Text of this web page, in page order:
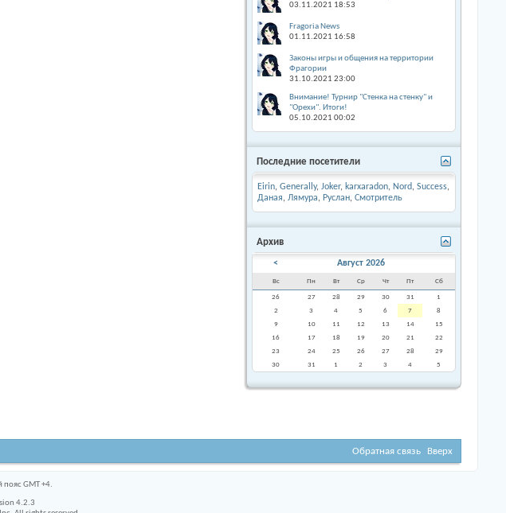
03.11.2021 18:53
Fragoria News
01.11.2021 16:58
Законы игры и общения на территории
Фрагории
31.10.2021 23:00
Внимание! Турнир "Стенка на стенку" и
"Орехи". Итоги!
05.10.2021 00:02
Последние посетители
Eirin, Generally, Joker, karxaradon, Nord, Success,
Даная, Лямура, Руслан, Смотритель
Архив
< Август 2026
Вс Пн Вт Ср Чт Пт Сб
26 27 28 29 30 31
1
2
3 4 5 6 7
8
9
10 11 12 13 14
15
16
17 18 19 20 21
22
23
24 25 26 27 28
29
30
31 1 2 3 4 5
Обратная связь Вверх
пояс GMT +4.
4.2.3